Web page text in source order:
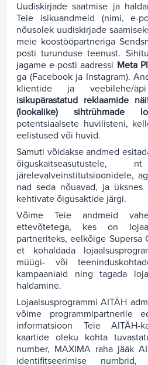
Uudiskirjade saatmise ja
Teie isikuandmeid (nimi, e-
nõusolek uudiskirjade
meie koostööpartneriga
posti turunduse teenust.
jagame e-posti aadressi Meta
ga (Facebook ja Instagram).
klientide ja veebilehe/
isikupärastatud reklaamide
(lookalike) sihtrühmade
potentsiaalsete huvilisteni,
eelistused või huvid.
Samuti võidakse andmed
järelevalveinstitutsioonidele,
nad seda nõuavad, ja
kehtivate õigusaktide järgi.
Võime Teie andmeid
ettevõtetega, kes on
partneriteks, eelkõige Supersa
et kohaldada
müügi- või
kampaaniaid ning tagada
haldamine.
Lojaalsusprogrammi AITÄH
võime programmipartnerile
informatsioon Teie AITÄH-
kaartide oleku kohta
number, MAXIMA raha jääk
identifitseerimise numbrid,